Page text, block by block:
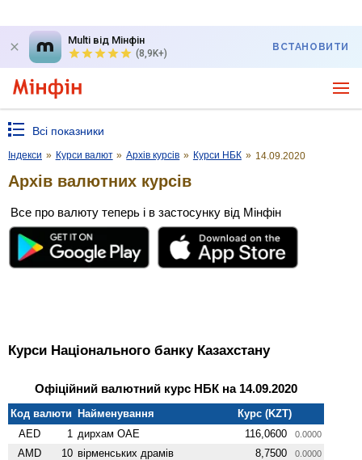
Multi від Мінфін
(8,9K+)
ВСТАНОВИТИ
Всі показники
Індекси » Курси валют » Архів курсів » Курси НБК » 14.09.2020
Архів валютних курсів
Все про валюту теперь і в застосунку від Мінфін
Курси Національного банку Казахстану
Офіційний валютний курс НБК на 14.09.2020
Код валюти Найменування
Курс (KZT)
AED
1 дирхам ОАЕ 116,0600 0.0000
AMD 10 вiрменських драмів 8,7500 0.0000